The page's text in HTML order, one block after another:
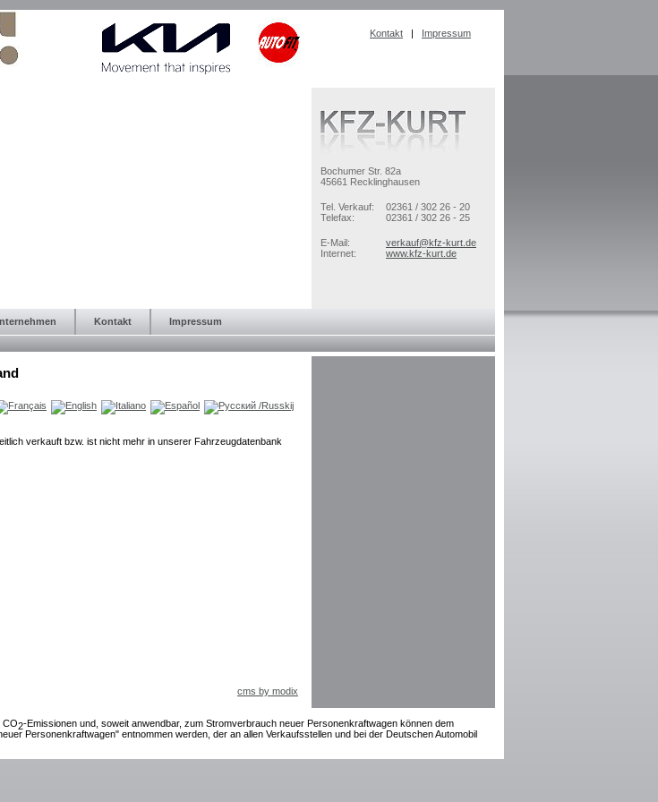
Kontakt | Impressum
Bochumer Str. 82a
45661 Recklinghausen
Tel. Verkauf:
02361 / 302 26 - 20
Telefax:
02361 / 302 26 - 25
E-Mail:
verkauf@kfz-kurt.de
Internet:
www.kfz-kurt.de
Kontakt Impressum
verkauft bzw. ist nicht mehr in unserer Fahrzeugdatenbank
cms by modix
CO2-Emissionen und, soweit anwendbar, zum Stromverbrauch neuer Personenkraftwagen können dem
Personenkraftwagen" entnommen werden, der an allen Verkaufsstellen und bei der Deutschen Automobil